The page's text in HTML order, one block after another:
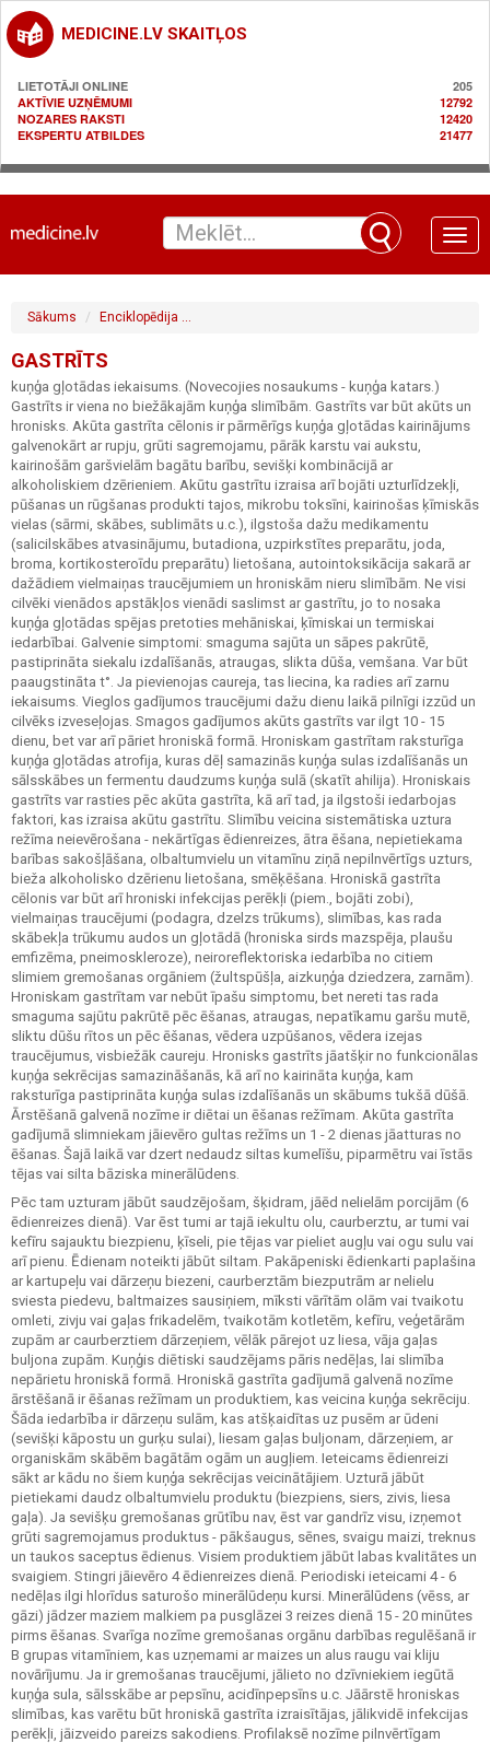
MEDICINE.LV SKAITĻOS
LIETOTĀJI ONLINE
205
AKTĪVIE UZŅĒMUMI
12792
NOZARES RAKSTI
12420
EKSPERTU ATBILDES
21477
Toggle
Sākums Enciklopēdija
GASTRĪTS
kuņģa gļotādas iekaisums. (Novecojies nosaukums - kuņģa katars.)
Gastrīts ir viena no biežākajām kuņģa slimībām. Gastrīts var būt akūts un
hronisks. Akūta gastrīta cēlonis ir pārmērīgs kuņģa gļotādas kairinājums
galvenokārt ar rupju, grūti sagremojamu, pārāk karstu vai aukstu,
kairinošām garšvielām bagātu barību, sevišķi kombinācijā ar
alkoholiskiem dzērieniem. Akūtu gastrītu izraisa arī bojāti uzturlīdzekļi,
pūšanas un rūgšanas produkti tajos, mikrobu toksīni, kairinošas ķīmiskās
vielas (sārmi, skābes, sublimāts u.c.), ilgstoša dažu medikamentu
(salicilskābes atvasinājumu, butadiona, uzpirkstītes preparātu, joda,
broma, kortikosteroīdu preparātu) lietošana, autointoksikācija sakarā ar
dažādiem vielmaiņas traucējumiem un hroniskām nieru slimībām. Ne visi
cilvēki vienādos apstākļos vienādi saslimst ar gastrītu, jo to nosaka
kuņģa gļotādas spējas pretoties mehāniskai, ķīmiskai un termiskai
iedarbībai. Galvenie simptomi: smaguma sajūta un sāpes pakrūtē,
pastiprināta siekalu izdalīšanās, atraugas, slikta dūša, vemšana. Var būt
paaugstināta t°. Ja pievienojas caureja, tas liecina, ka radies arī zarnu
iekaisums. Vieglos gadījumos traucējumi dažu dienu laikā pilnīgi izzūd un
cilvēks izveseļojas. Smagos gadījumos akūts gastrīts var ilgt 10 - 15
dienu, bet var arī pāriet hroniskā formā. Hroniskam gastrītam raksturīga
kuņģa gļotādas atrofija, kuras dēļ samazinās kuņģa sulas izdalīšanās un
sālsskābes un fermentu daudzums kuņģa sulā (skatīt ahilija). Hroniskais
gastrīts var rasties pēc akūta gastrīta, kā arī tad, ja ilgstoši iedarbojas
faktori, kas izraisa akūtu gastrītu. Slimību veicina sistemātiska uztura
režīma neievērošana - nekārtīgas ēdienreizes, ātra ēšana, nepietiekama
barības sakošļāšana, olbaltumvielu un vitamīnu ziņā nepilnvērtīgs uzturs,
bieža alkoholisko dzērienu lietošana, smēķēšana. Hroniskā gastrīta
cēlonis var būt arī hroniski infekcijas perēkļi (piem., bojāti zobi),
vielmaiņas traucējumi (podagra, dzelzs trūkums), slimības, kas rada
skābekļa trūkumu audos un gļotādā (hroniska sirds mazspēja, plaušu
emfizēma, pneimoskleroze), neiroreflektoriska iedarbība no citiem
slimiem gremošanas orgāniem (žultspūšļa, aizkuņģa dziedzera, zarnām).
Hroniskam gastrītam var nebūt īpašu simptomu, bet nereti tas rada
smaguma sajūtu pakrūtē pēc ēšanas, atraugas, nepatīkamu garšu mutē,
sliktu dūšu rītos un pēc ēšanas, vēdera uzpūšanos, vēdera izejas
traucējumus, visbiežāk caureju. Hronisks gastrīts jāatšķir no funkcionālas
kuņģa sekrēcijas samazināšanās, kā arī no kairināta kuņģa, kam
raksturīga pastiprināta kuņģa sulas izdalīšanās un skābums tukšā dūšā.
Ārstēšanā galvenā nozīme ir diētai un ēšanas režīmam. Akūta gastrīta
gadījumā slimniekam jāievēro gultas režīms un 1 - 2 dienas jāatturas no
ēšanas. Šajā laikā var dzert nedaudz siltas kumelīšu, piparmētru vai īstās
tējas vai silta bāziska minerālūdens.
Pēc tam uzturam jābūt saudzējošam, šķidram, jāēd nelielām porcijām (6
ēdienreizes dienā). Var ēst tumi ar tajā iekultu olu, caurberztu, ar tumi vai
kefīru sajauktu biezpienu, ķīseli, pie tējas var pieliet augļu vai ogu sulu vai
arī pienu. Ēdienam noteikti jābūt siltam. Pakāpeniski ēdienkarti paplašina
ar kartupeļu vai dārzeņu biezeni, caurberztām biezputrām ar nelielu
sviesta piedevu, baltmaizes sausiņiem, mīksti vārītām olām vai tvaikotu
omleti, zivju vai gaļas frikadelēm, tvaikotām kotletēm, kefīru, veģetārām
zupām ar caurberztiem dārzeņiem, vēlāk pārejot uz liesa, vāja gaļas
buljona zupām. Kuņģis diētiski saudzējams pāris nedēļas, lai slimība
nepārietu hroniskā formā. Hroniskā gastrīta gadījumā galvenā nozīme
ārstēšanā ir ēšanas režīmam un produktiem, kas veicina kuņģa sekrēciju.
Šāda iedarbība ir dārzeņu sulām, kas atšķaidītas uz pusēm ar ūdeni
(sevišķi kāpostu un gurķu sulai), liesam gaļas buljonam, dārzeņiem, ar
organiskām skābēm bagātām ogām un augļiem. Ieteicams ēdienreizi
sākt ar kādu no šiem kuņģa sekrēcijas veicinātājiem. Uzturā jābūt
pietiekami daudz olbaltumvielu produktu (biezpiens, siers, zivis, liesa
gaļa). Ja sevišķu gremošanas grūtību nav, ēst var gandrīz visu, izņemot
grūti sagremojamus produktus - pākšaugus, sēnes, svaigu maizi, treknus
un taukos saceptus ēdienus. Visiem produktiem jābūt labas kvalitātes un
svaigiem. Stingri jāievēro 4 ēdienreizes dienā. Periodiski ieteicami 4 - 6
nedēļas ilgi hlorīdus saturošo minerālūdeņu kursi. Minerālūdens (vēss, ar
gāzi) jādzer maziem malkiem pa pusglāzei 3 reizes dienā 15 - 20 minūtes
pirms ēšanas. Svarīga nozīme gremošanas orgānu darbības regulēšanā ir
В grupas vitamīniem, kas uzņemami ar maizes un alus raugu vai kliju
novārījumu. Ja ir gremošanas traucējumi, jālieto no dzīvniekiem iegūtā
kuņģa sula, sālsskābe ar pepsīnu, acidīnpepsīns u.c. Jāārstē hroniskas
slimības, kas varētu būt hroniskā gastrīta izraisītājas, jālikvidē infekcijas
perēkļi, jāizveido pareizs sakodiens. Profilaksē nozīme pilnvērtīgam